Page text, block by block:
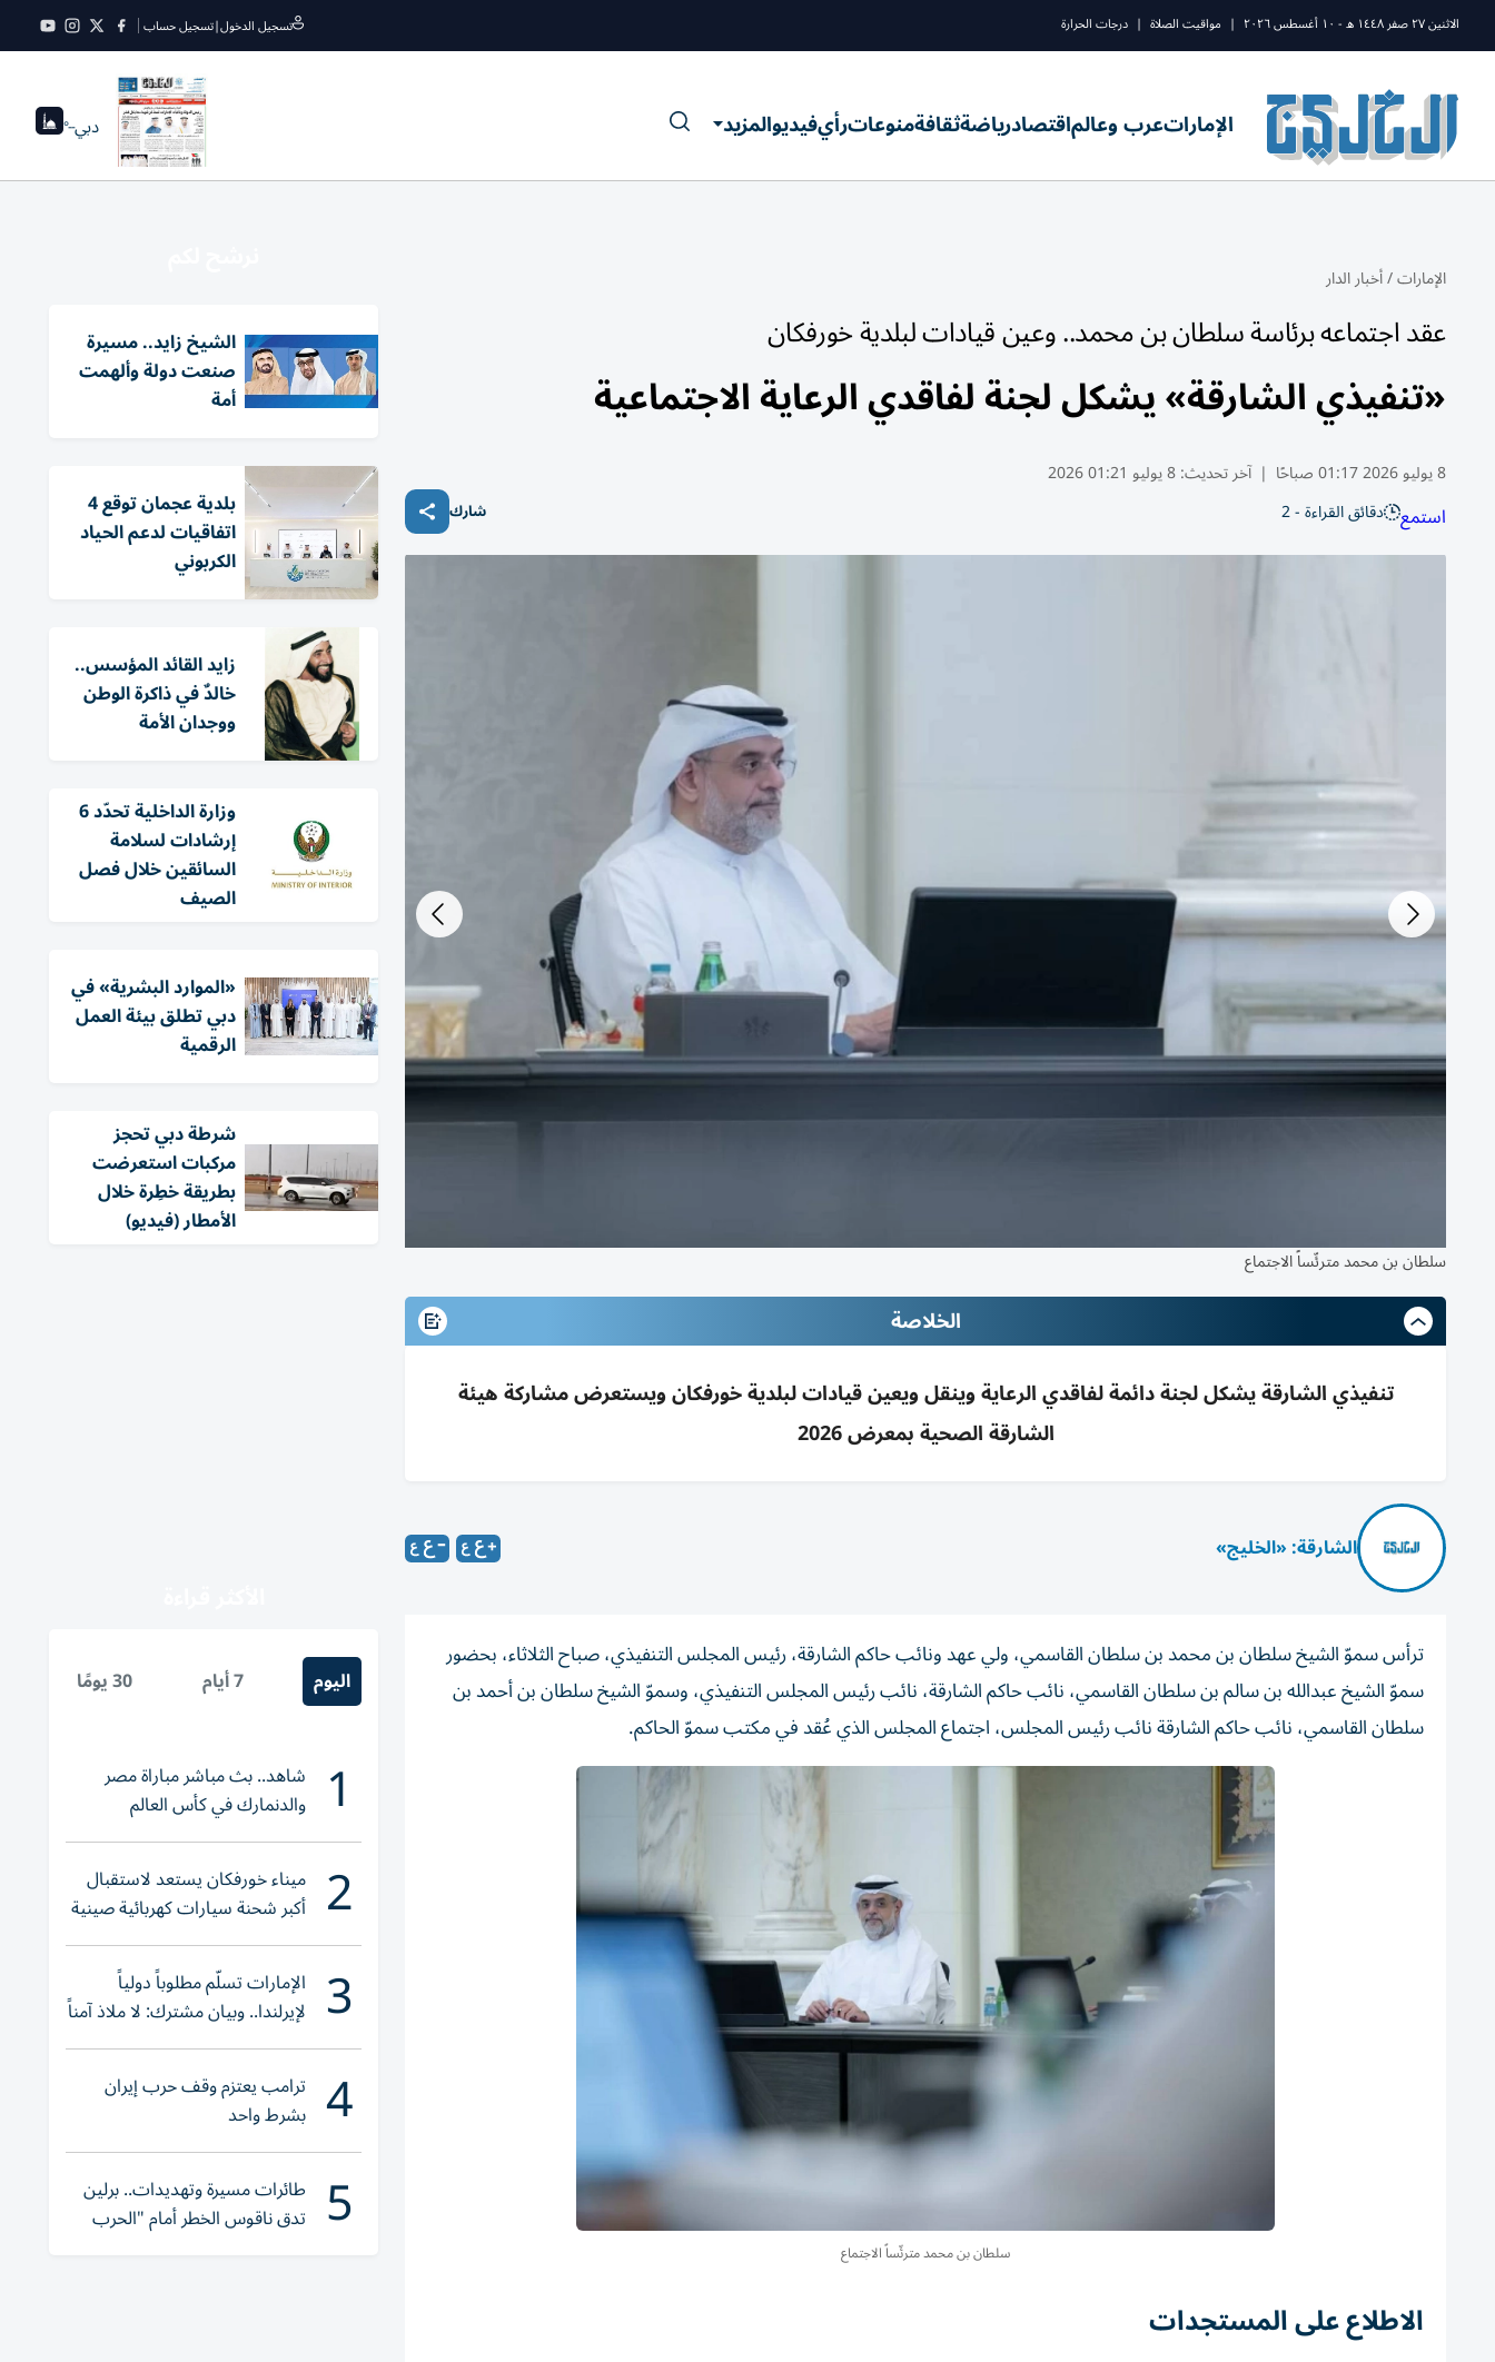
الاثنين ٢٧ صفر ١٤٤٨ ه - ١٠ أغسطس ٢٠٢٦ | مواقيت الصلاة | درجات الحرارة تسجيل الدخول|تسجيل حساب
الإماراتعرب وعالماقتصادرياضةثقافةمنوعاترأيفيديوالمزيد دبي--°
الإمارات/أخبار الدار
عقد اجتماعه برئاسة سلطان بن محمد.. وعين قيادات لبلدية خورفكان
«تنفيذي الشارقة» يشكل لجنة لفاقدي الرعاية الاجتماعية
8 يوليو 2026 01:17 صباحًا | آخر تحديث:8 يوليو 01:21 2026
استمع دقائق القراءة - 2 شارك
سلطان بن محمد مترئّساً الاجتماع
الخلاصة
تنفيذي الشارقة يشكل لجنة دائمة لفاقدي الرعاية وينقل ويعين قيادات لبلدية خورفكان ويستعرض مشاركة هيئة
الشارقة الصحية بمعرض 2026
الشارقة: «الخليج»
ترأس سموّ الشيخ سلطان بن محمد بن سلطان القاسمي، ولي عهد ونائب حاكم الشارقة، رئيس المجلس التنفيذي، صباح الثلاثاء، بحضور
سموّ الشيخ عبدالله بن سالم بن سلطان القاسمي، نائب حاكم الشارقة، نائب رئيس المجلس التنفيذي، وسموّ الشيخ سلطان بن أحمد بن
سلطان القاسمي، نائب حاكم الشارقة نائب رئيس المجلس، اجتماع المجلس الذي عُقد في مكتب سموّ الحاكم.
سلطان بن محمد مترئّساً الاجتماع
الاطلاع على المستجدات
الشيخ زايد.. مسيرة
صنعت دولة وألهمت
أمة
بلدية عجمان توقع 4
اتفاقيات لدعم الحياد
الكربوني
زايد القائد المؤسس..
خالدٌ في ذاكرة الوطن
ووجدان الأمة
وزارة الداخلية تحدّد 6
إرشادات لسلامة
السائقين خلال فصل
الصيف
«الموارد البشرية» في
دبي تطلق بيئة العمل
الرقمية
شرطة دبي تحجز
مركبات استعرضت
بطريقة خطِرة خلال
الأمطار (فيديو)
اليوم 7 أيام 30 يومًا
1 شاهد.. بث مباشر مباراة مصر
والدنمارك في كأس العالم
للناشئات
2 ميناء خورفكان يستعد لاستقبال
أكبر شحنة سيارات كهربائية صينية
3 الإمارات تسلّم مطلوباً دولياً
لإيرلندا.. وبيان مشترك: لا ملاذ آمناً
للجريمة المنظمة
4 ترامب يعتزم وقف حرب إيران
بشرط واحد
5 طائرات مسيرة وتهديدات.. برلين
تدق ناقوس الخطر أمام "الحرب